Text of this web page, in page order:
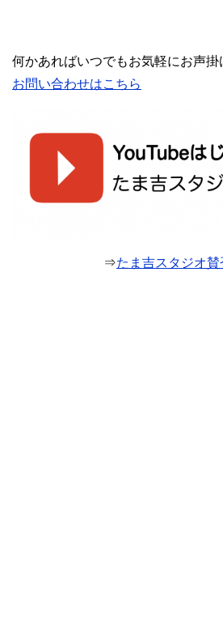
何かあればいつでもお気軽にお声
お問い合わせはこちら
⇒たま吉スタジオ賛